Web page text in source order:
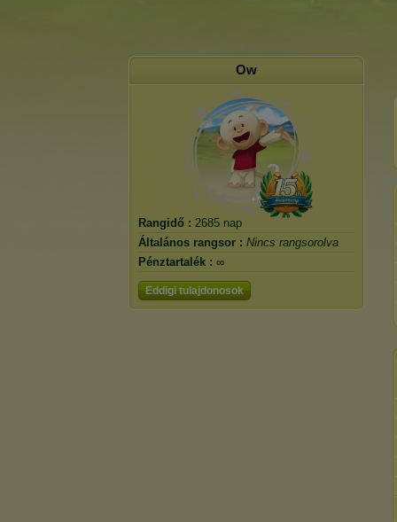
Ow
Rangidő : 2685 nap
Általános rangsor : Nincs rangsorolva
Pénztartalék : ∞
Eddigi tulajdonosok